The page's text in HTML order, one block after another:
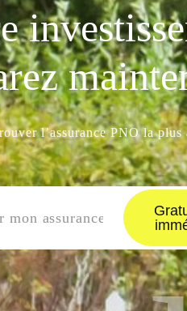
l’assurance PNO la